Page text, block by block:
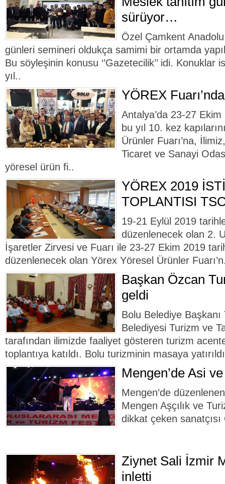
sürüyor…
Özel Çamkent
günleri semineri oldukça samimi bir ortamda
Bu söyleşinin konusu ‘’Gazetecilik’’ idi. Konuklar
yıl..
YÖREX
Antalya’da 23-27
bu yıl 10. kez
Ürünler Fuarı’na,
Ticaret ve Sanayi
yöresel ürün fi..
YÖREX 2019
TOPLANTISI
19-21 Eylül 2019
düzenlenecek olan 2.
İşaretler Zirvesi ve Fuarı ile 23-27 Ekim 2019
düzenlenecek olan Yörex Yöresel Ürünler
Başkan Özcan
geldi
Bolu Belediye
Belediyesi Turizm ve
tarafından ilimizde faaliyet gösteren turizm
toplantıya katıldı. Bolu turizminin masaya
Mengen’de Asi
Mengen’de
Mengen Aşçılık ve
dikkat çeken
Ziynet Sali İzmir
inletti